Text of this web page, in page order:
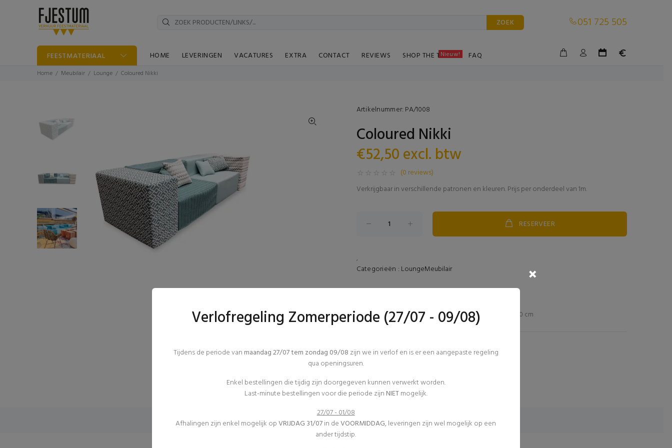
ZOEK 051 725 505
FEESTMATERIAAL HOME LEVERINGEN VACATURES EXTRA CONTACT REVIEWS SHOP THE TABLE
Nieuw! FAQ
Home Meubilair Lounge Coloured Nikki
Artikelnummer: PA/1008
Coloured Nikki
€52,50 excl. btw
(0 reviews)
Verkrijgbaar in verschillende patronen en kleuren. Prijs per onderdeel van 1m.
RESERVEER
,
Categorieën : LoungeMeubilair
Afmetingen :
L 100 x B 100 cm
REVIEWS (0)
Verlofregeling Zomerperiode (27/07 - 09/08)
Tijdens de periode van maandag 27/07 tem zondag 09/08 zijn we in verlof en is er een aangepaste regeling
qua openingsuren.
Enkel bestellingen die tijdig zijn doorgegeven kunnen verwerkt worden.
Last-minute bestellingen voor die periode zijn NIETmogelijk.
27/07 - 01/08
Afhalingen zijn enkel mogelijk opVRIJDAG 31/07in deVOORMIDDAG, leveringen zijn wel mogelijk op een
ander tijdstip.